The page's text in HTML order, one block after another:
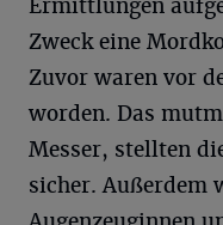
Ermittlungen
Zweck eine
Zuvor waren vor
worden. Das
Messer, stellten
sicher. Außerdem